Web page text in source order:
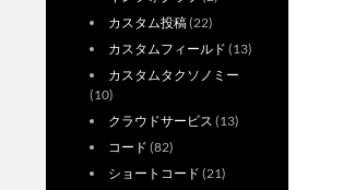
カスタム投稿(22)
カスタムフィールド (13)
カスタムタクソノミー
(10)
クラウドサービス (13)
コード (82)
ショートコード (21)